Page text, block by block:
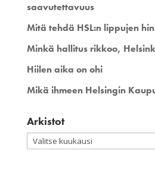
saavutettavuus
Mitä tehdä HSL:n lippujen
Minkä hallitus rikkoo,
Hiilen aika on ohi
Mikä ihmeen Helsingin
Arkistot
Arkistot